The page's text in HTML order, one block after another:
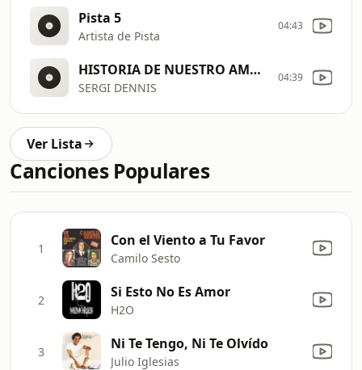
Pista 5
Artista de Pista
04:43
HISTORIA DE NUESTRO AMOR
SERGI DENNIS
04:39
Ver Lista
Canciones Populares
1 Con el Viento a Tu Favor
Camilo Sesto
2 Si Esto No Es Amor
H2O
3 Ni Te Tengo, Ni Te Olvído
Julio Iglesias